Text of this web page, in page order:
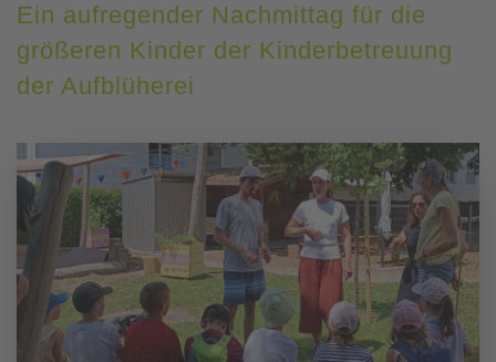
Ein aufregender Nachmittag für die
größeren Kinder der Kinderbetreuung
der Aufblüherei